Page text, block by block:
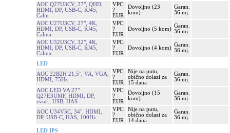
AOC Q27U3CV, 27", QHD,
HDMI, DP, USB-C, RJ45,
Calm
VPC:
?
EUR
Dovoljno (23
kom)
Garan.
36 mj.
AOC U27U3CV, 27", 4K,
HDMI, DP, USB-C, RJ45,
Calma
VPC:
?
EUR
Dovoljno (5 kom)
Garan.
36 mj.
AOC U32U3CV, 32", 4K,
HDMI, DP, USB-C, RJ45,
Calma
VPC:
?
EUR
Dovoljno (4 kom)
Garan.
36 mj.
LED
AOC 22B2H 21,5", VA, VGA,
HDMI, 75Hz
VPC:
?
EUR
Nije na putu,
obično dolazi za
15 dana
Garan.
36 mj.
AOC LED VA 27"
Q27E3UMF, HDMI, DP,
zvuč., USB, HAS
VPC:
?
EUR
Dovoljno (15
kom)
Garan.
36 mj.
AOC U34V5C, 34", HDMI,
DP, USB-C, HAS, 100Hz
VPC:
?
EUR
Nije na putu,
obično dolazi za
14 dana
Garan.
36 mj.
LED IPS